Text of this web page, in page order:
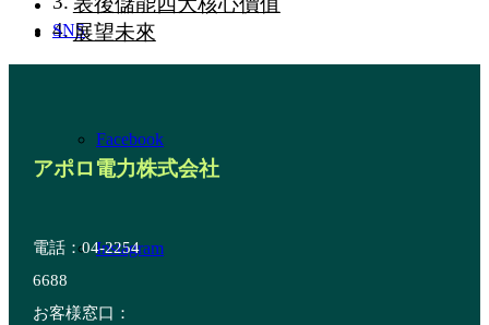
SNS
Facebook
Instagram
展望未來
アポロ電力株式会社
電話：04-2254
6688
お客様窓口：